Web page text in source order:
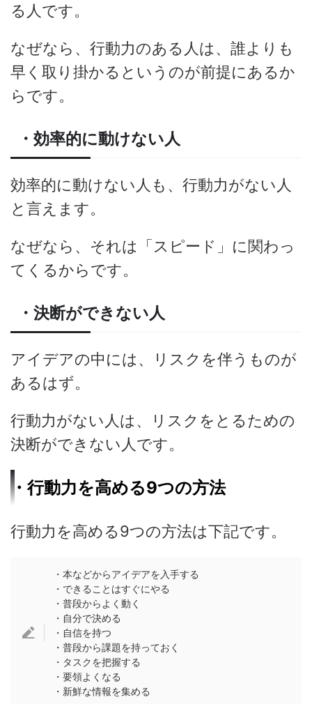
る人です。
なぜなら、行動力のある人は、誰よりも
早く取り掛かるというのが前提にあるか
らです。
・効率的に動けない人
効率的に動けない人も、行動力がない人
と言えます。
なぜなら、それは「スピード」に関わっ
てくるからです。
・決断ができない人
アイデアの中には、リスクを伴うものが
あるはず。
行動力がない人は、リスクをとるための
決断ができない人です。
・行動力を高める9つの方法
行動力を高める9つの方法は下記です。
・本などからアイデアを入手する
・できることはすぐにやる
・普段からよく動く
・自分で決める
・自信を持つ
・普段から課題を持っておく
・タスクを把握する
・要領よくなる
・新鮮な情報を集める